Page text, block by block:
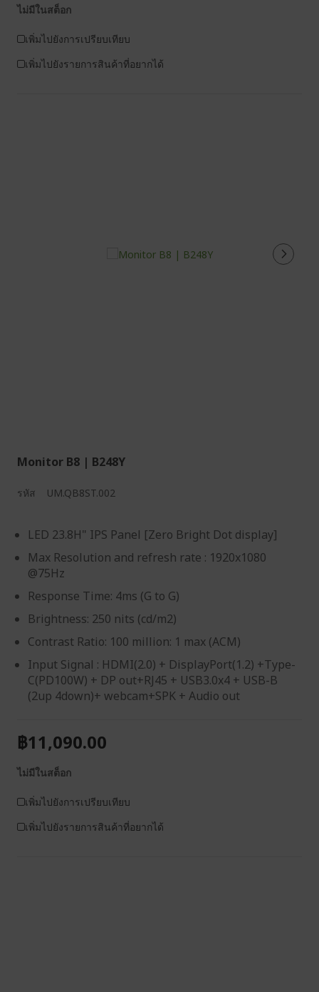
ไม่มีในสต็อก
เพิ่มไปยังการเปรียบเทียบ
เพิ่มไปยังรายการสินค้าที่อยากได้
Monitor B8 | B248Y
รหัส UM.QB8ST.002
LED 23.8H" IPS Panel [Zero Bright Dot display]
Max Resolution and refresh rate : 1920x1080
@75Hz
Response Time: 4ms (G to G)
Brightness: 250 nits (cd/m2)
Contrast Ratio: 100 million: 1 max (ACM)
Input Signal : HDMI(2.0) + DisplayPort(1.2) +Type-
C(PD100W) + DP out+RJ45 + USB3.0x4 + USB-B
(2up 4down)+ webcam+SPK + Audio out
฿11,090.00
ไม่มีในสต็อก
เพิ่มไปยังการเปรียบเทียบ
เพิ่มไปยังรายการสินค้าที่อยากได้